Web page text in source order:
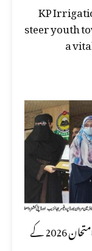
KP
steer youth
a
تعلیمی بورڈ مردان نے ایس ایس سی سالانہ اول امتحان 2026 کے